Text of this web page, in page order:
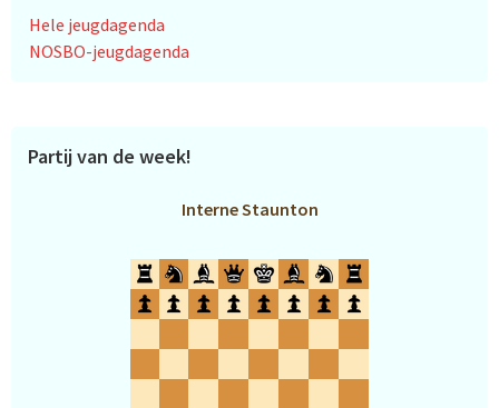
Hele jeugdagenda
NOSBO-jeugdagenda
Partij van de week!
Interne Staunton